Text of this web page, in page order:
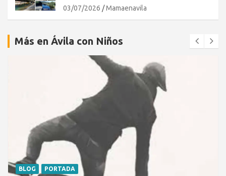
03/07/2026 Mamaenavila
Más en Ávila con Niños
BLOG PORTADA